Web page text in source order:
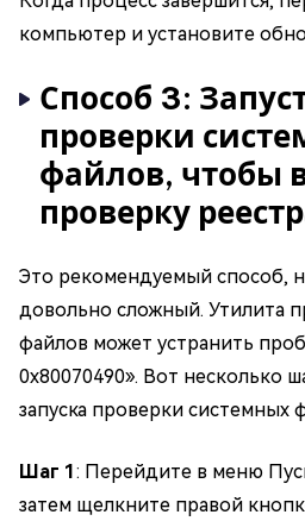
компьютер и установите
Способ 3:
проверки
файлов, чтобы
проверку
Это рекомендуемый способ,
довольно сложный. Утилита
файлов может устранить
0x80070490». Вот несколько
запуска проверки системных
Шаг 1: Перейдите в меню
затем щелкните правой